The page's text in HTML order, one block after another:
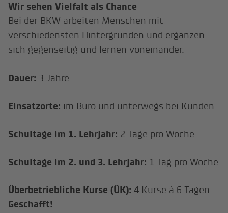
Wir sehen Vielfalt als Chance
Bei der BKW arbeiten Menschen mit
verschiedensten Hintergründen und ergänzen
sich gegenseitig und lernen voneinander.
Dauer: 3 Jahre
Einsatzorte: im Büro und unterwegs bei Kunden
Schultage im 1. Lehrjahr: 2 Tage pro Woche
Schultage im 2. und 3. Lehrjahr: 1 Tag pro Woche
Überbetriebliche Kurse (ÜK):4 Kurse à 6 Tagen
Geschafft!